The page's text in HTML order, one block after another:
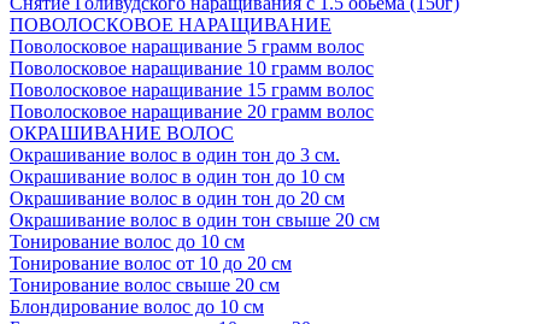
ПОВОЛОСКОВОЕ НАРАЩИВАНИЕ
Поволосковое наращивание 5 грамм волос
Поволосковое наращивание 10 грамм волос
Поволосковое наращивание 15 грамм волос
Поволосковое наращивание 20 грамм волос
ОКРАШИВАНИЕ ВОЛОС
Окрашивание волос в один тон до 3 см.
Окрашивание волос в один тон до 10 см
Окрашивание волос в один тон до 20 см
Окрашивание волос в один тон свыше 20 см
Тонирование волос до 10 см
Тонирование волос от 10 до 20 см
Тонирование волос свыше 20 см
Блондирование волос до 10 см